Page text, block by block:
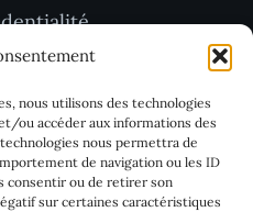
nous utilisons des technologies
ou accéder aux informations des
nous permettra de
de navigation ou les ID
consentir ou de retirer son
sur certaines caractéristiques